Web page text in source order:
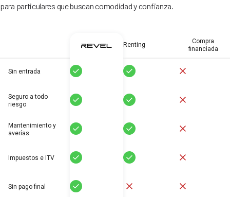
para particulares que buscan comodidad y confianza.
Renting
Compra
financiada
Sin entrada Sí Sí
Seguro a todo
riesgo
Sí Sí
Mantenimiento y
averías
Sí Sí
Impuestos e ITV Sí Sí
Sin pago final Sí